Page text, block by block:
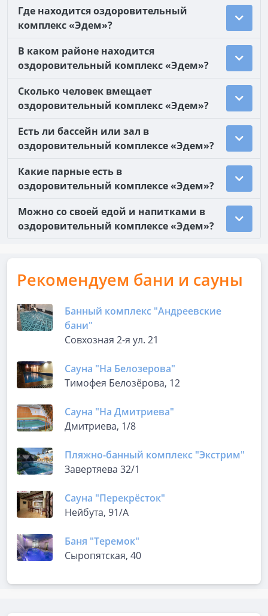
Где находится оздоровительный
комплекс «Эдем»?
В каком районе находится
оздоровительный комплекс «Эдем»?
Сколько человек вмещает
оздоровительный комплекс «Эдем»?
Есть ли бассейн или зал в
оздоровительный комплексе «Эдем»?
Какие парные есть в
оздоровительный комплексе «Эдем»?
Можно со своей едой и напитками в
оздоровительный комплексе «Эдем»?
Рекомендуем бани и сауны
Банный комплекс "Андреевские
бани"
Совхозная 2-я ул. 21
Сауна "На Белозерова"
Тимофея Белозёрова, 12
Сауна "На Дмитриева"
Дмитриева, 1/8
Пляжно-банный комплекс "Экстрим"
Завертяева 32/1
Сауна "Перекрёсток"
Нейбута, 91/А
Баня "Теремок"
Сыропятская, 40